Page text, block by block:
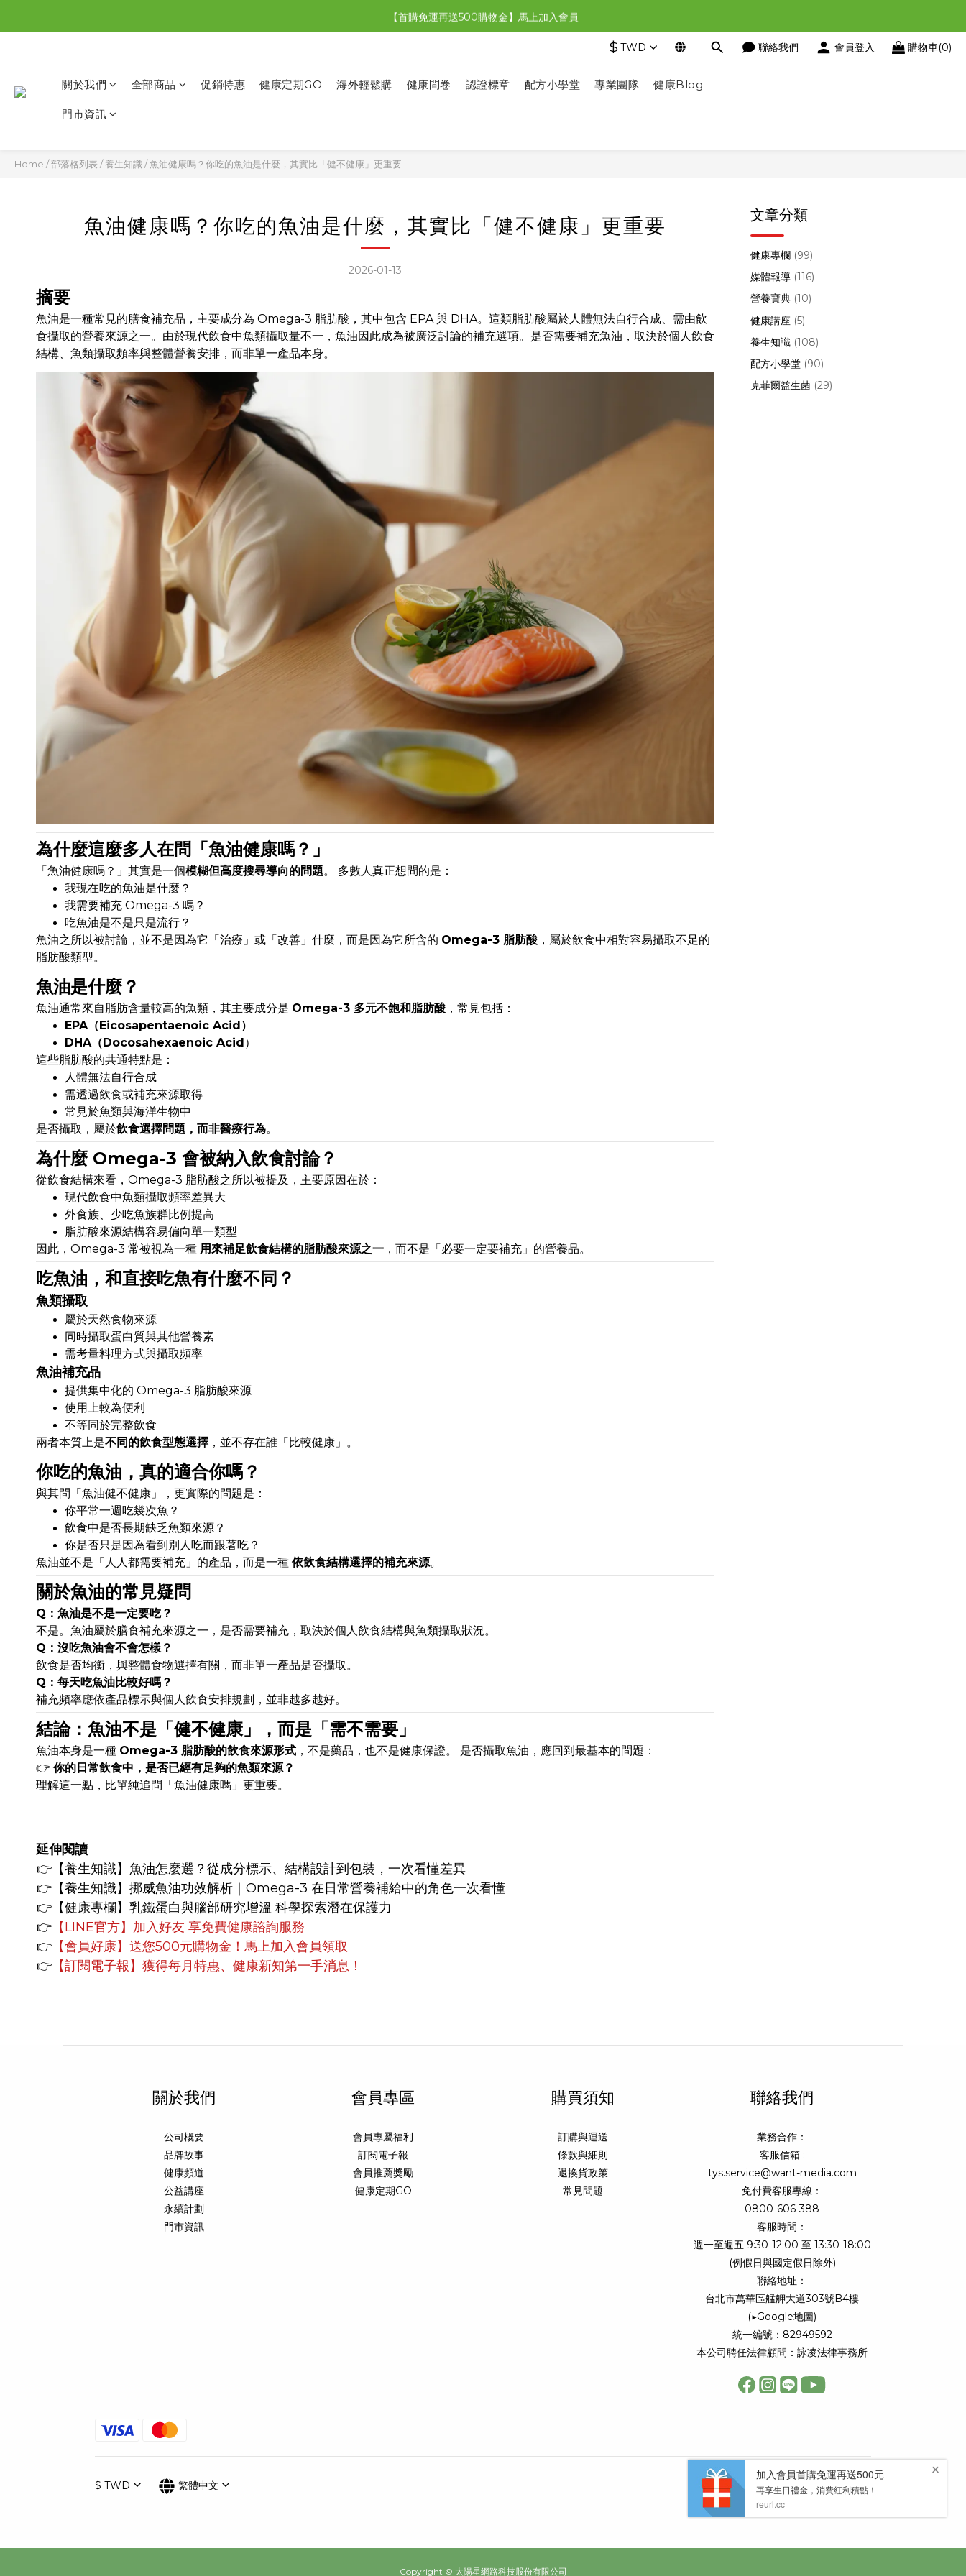
【限時特惠】全館滿1,000送500購物金！
【首購免運再送500購物金】馬上加入會員
$ TWD 聯絡我們 會員登入 購物車(0)
關於我們 全部商品 促銷特惠 健康定期GO 海外輕鬆購 健康問卷 認證標章 配方小學堂 專業團隊 健康Blog
門市資訊
Home /部落格列表 /養生知識 /魚油健康嗎？你吃的魚油是什麼，其實比「健不健康」更重要
魚油健康嗎？你吃的魚油是什麼，其實比「健不健康」更重要
2026-01-13
摘要
魚油是一種常見的膳食補充品，主要成分為 Omega-3 脂肪酸，其中包含 EPA 與 DHA。這類脂肪酸屬於人體無法自行合成、需由飲
食攝取的營養來源之一。由於現代飲食中魚類攝取量不一，魚油因此成為被廣泛討論的補充選項。是否需要補充魚油，取決於個人飲食
結構、魚類攝取頻率與整體營養安排，而非單一產品本身。
為什麼這麼多人在問「魚油健康嗎？」
「魚油健康嗎？」其實是一個模糊但高度搜尋導向的問題。 多數人真正想問的是：
我現在吃的魚油是什麼？
我需要補充 Omega-3 嗎？
吃魚油是不是只是流行？
魚油之所以被討論，並不是因為它「治療」或「改善」什麼，而是因為它所含的 Omega-3 脂肪酸 ，屬於飲食中相對容易攝取不足的
脂肪酸類型。
魚油是什麼？
魚油通常來自脂肪含量較高的魚類，其主要成分是 Omega-3 多元不飽和脂肪酸 ，常見包括：
EPA（Eicosapentaenoic Acid）
DHA（Docosahexaenoic Acid ）
這些脂肪酸的共通特點是：
人體無法自行合成
需透過飲食或補充來源取得
常見於魚類與海洋生物中
是否攝取，屬於飲食選擇問題，而非醫療行為。
為什麼 Omega-3 會被納入飲食討論？
從飲食結構來看，Omega-3 脂肪酸之所以被提及，主要原因在於：
現代飲食中魚類攝取頻率差異大
外食族、少吃魚族群比例提高
脂肪酸來源結構容易偏向單一類型
因此，Omega-3 常被視為一種 用來補足飲食結構的脂肪酸來源之一 ，而不是「必要一定要補充」的營養品。
吃魚油，和直接吃魚有什麼不同？
魚類攝取
屬於天然食物來源
同時攝取蛋白質與其他營養素
需考量料理方式與攝取頻率
魚油補充品
提供集中化的 Omega-3 脂肪酸來源
使用上較為便利
不等同於完整飲食
兩者本質上是不同的飲食型態選擇 ，並不存在誰「比較健康」。
你吃的魚油，真的適合你嗎？
與其問「魚油健不健康」，更實際的問題是：
你平常一週吃幾次魚？
飲食中是否長期缺乏魚類來源？
你是否只是因為看到別人吃而跟著吃？
魚油並不是「人人都需要補充」的產品，而是一種 依飲食結構選擇的補充來源。
關於魚油的常見疑問
Q：魚油是不是一定要吃？
不是。魚油屬於膳食補充來源之一，是否需要補充，取決於個人飲食結構與魚類攝取狀況。
Q：沒吃魚油會不會怎樣？
飲食是否均衡，與整體食物選擇有關，而非單一產品是否攝取。
Q：每天吃魚油比較好嗎？
補充頻率應依產品標示與個人飲食安排規劃，並非越多越好。
結論：魚油不是「健不健康」，而是「需不需要」
魚油本身是一種 Omega-3 脂肪酸的飲食來源形式 ，不是藥品，也不是健康保證。 是否攝取魚油，應回到最基本的問題：
👉 你的日常飲食中，是否已經有足夠的魚類來源？
理解這一點，比單純追問「魚油健康嗎」更重要。
延伸閱讀
👉 【養生知識】 魚油怎麼選？從成分標示、結構設計到包裝，一次看懂差異
👉【養生知識】 挪威魚油功效解析｜Omega-3 在日常營養補給中的角色一次看懂
👉【健康專欄】 乳鐵蛋白與腦部研究增溫 科學探索潛在保護力
👉 【LINE官方】 加入好友 享免費健康諮詢服務
👉 【會員好康】 送您500元購物金！馬上加入會員領取
👉 【訂閱電子報】獲得每月特惠、健康新知第一手消息！
文章分類
健康專欄 (99)
媒體報導 (116)
營養寶典 (10)
健康講座 (5)
養生知識 (108)
配方小學堂 (90)
克菲爾益生菌 (29)
關於我們
公司概要
品牌故事
健康頻道
公益講座
永續計劃
門市資訊
會員專區
會員專屬福利
訂閱電子報
會員推薦獎勵
健康定期GO
購買須知
訂購與運送
條款與細則
退換貨政策
常見問題
聯絡我們
業務合作：
客服信箱 :
tys.service@want-media.com
免付費客服專線：
0800-606-388
客服時間：
週一至週五 9:30-12:00 至 13:30-18:00
(例假日與國定假日除外)
聯絡地址：
台北市萬華區艋舺大道303號B4樓
(▶Google地圖)
統一編號：82949592
本公司聘任法律顧問：詠凌法律事務所
$ TWD 繁體中文
Copyright © 太陽星網路科技股份有限公司